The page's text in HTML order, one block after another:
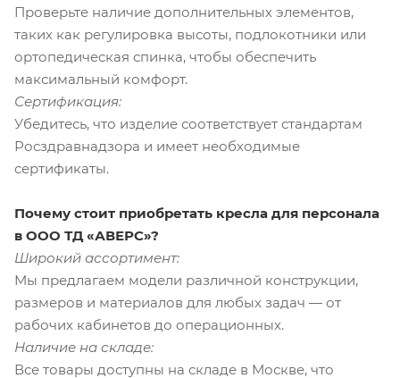
Проверьте наличие дополнительных элементов,
таких как регулировка высоты, подлокотники или
ортопедическая спинка, чтобы обеспечить
максимальный комфорт.
Сертификация:
Убедитесь, что изделие соответствует стандартам
Росздравнадзора и имеет необходимые
сертификаты.
Почему стоит приобретать кресла для персонала
в ООО ТД «АВЕРС»?
Широкий ассортимент:
Мы предлагаем модели различной конструкции,
размеров и материалов для любых задач — от
рабочих кабинетов до операционных.
Наличие на складе:
Все товары доступны на складе в Москве, что